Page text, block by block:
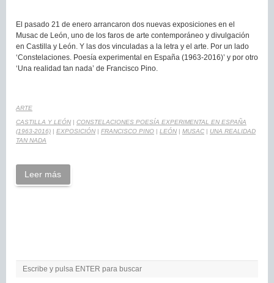
El pasado 21 de enero arrancaron dos nuevas exposiciones en el
Musac de León, uno de los faros de arte contemporáneo y divulgación
en Castilla y León. Y las dos vinculadas a la letra y el arte. Por un lado
‘Constelaciones. Poesía experimental en España (1963-2016)’ y por otro
‘Una realidad tan nada’ de Francisco Pino.
ARTE
CASTILLA Y LEÓN | CONSTELACIONES POESÍA EXPERIMENTAL EN ESPAÑA
(1963-2016) | EXPOSICIÓN | FRANCISCO PINO | LEÓN | MUSAC | UNA REALIDAD
TAN NADA
Leer más